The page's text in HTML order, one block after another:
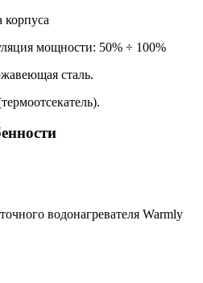
корпуса
мощности: 50% ÷ 100%
сталь.